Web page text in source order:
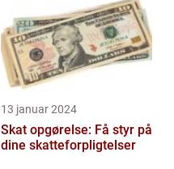
13 januar 2024
Skat opgørelse: Få styr på
dine skatteforpligtelser